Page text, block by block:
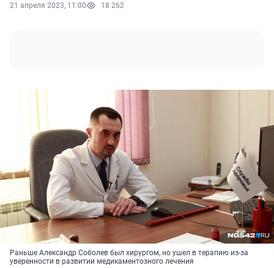
21 апреля 2023, 11:00 18 262
Раньше Александр Соболев был хирургом, но ушел в терапию из-за
уверенности в развитии медикаментозного лечения